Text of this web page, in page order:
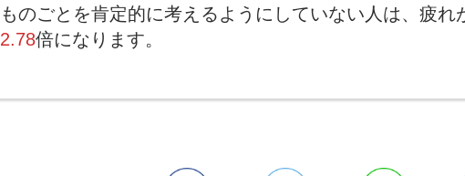
ものごとを肯定的に考えるようにしていない人は、疲
2.78倍になります。